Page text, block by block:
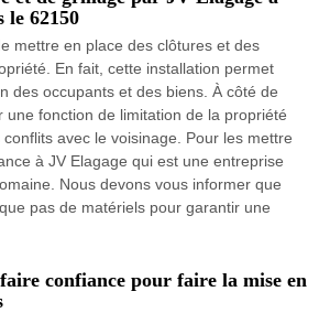
le 62150
mettre en place des clôtures et des
En fait, cette installation permet
des occupants et des biens. À côté de
une fonction de limitation de la propriété
avec le voisinage. Pour les mettre
à JV Elagage qui est une entreprise
Nous devons vous informer que
pas de matériels pour garantir une
confiance pour faire la mise en